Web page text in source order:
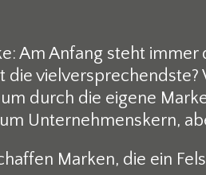
Am Anfang steht
die
durch die eigene
Unternehmenskern,
Marken, die ein